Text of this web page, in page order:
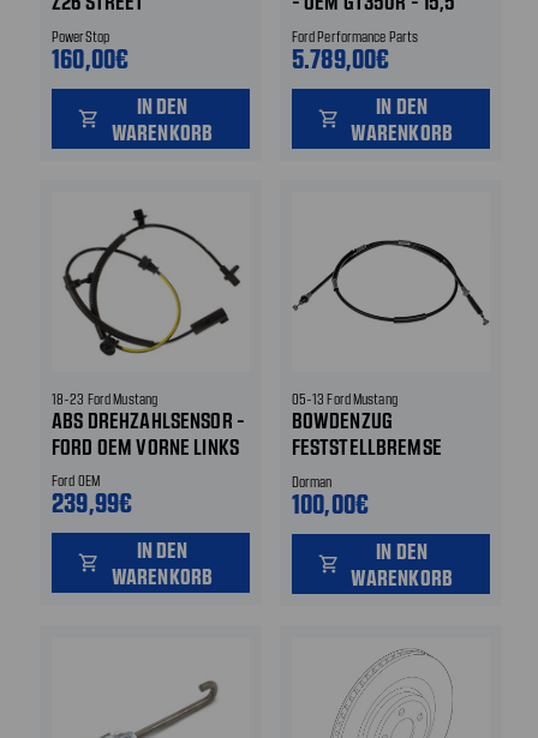
PERFORMANCE HINTEN
PowerStop
160,00€
shopping_cart
IN DEN
WARENKORB
ZOLL / 14,9 ZOLL - VA /
HA - SCHWARZ
Ford Performance Parts
5.789,00€
shopping_cart
IN DEN
WARENKORB
18-23 Ford Mustang
ABS DREHZAHLSENSOR -
FORD OEM VORNE LINKS
Ford OEM
239,99€
shopping_cart
IN DEN
WARENKORB
05-13 Ford Mustang
BOWDENZUG
FESTSTELLBREMSE
HINTEN RECHTS
Dorman
100,00€
shopping_cart
IN DEN
WARENKORB